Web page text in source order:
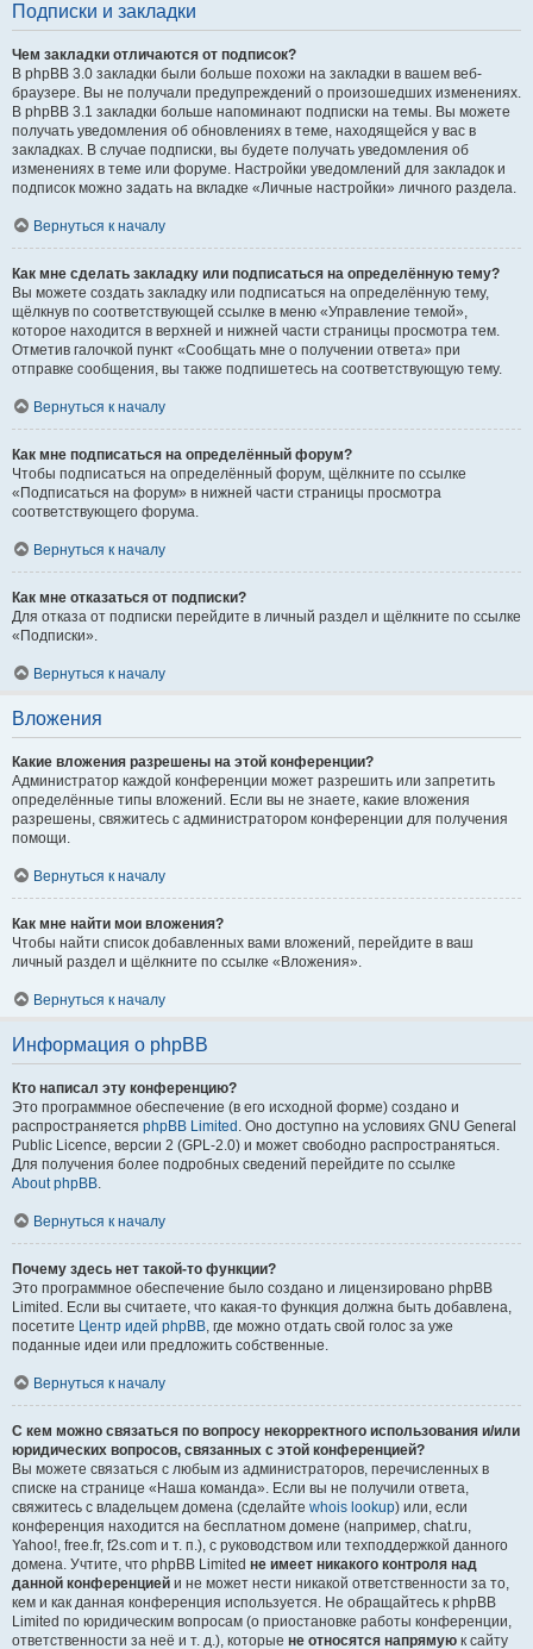
Подписки и закладки
Чем закладки отличаются от подписок?
В phpBB 3.0 закладки были больше похожи на закладки в вашем веб-
браузере. Вы не получали предупреждений о произошедших изменениях.
В phpBB 3.1 закладки больше напоминают подписки на темы. Вы можете
получать уведомления об обновлениях в теме, находящейся у вас в
закладках. В случае подписки, вы будете получать уведомления об
изменениях в теме или форуме. Настройки уведомлений для закладок и
подписок можно задать на вкладке «Личные настройки» личного раздела.
Вернуться к началу
Как мне сделать закладку или подписаться на определённую тему?
Вы можете создать закладку или подписаться на определённую тему,
щёлкнув по соответствующей ссылке в меню «Управление темой»,
которое находится в верхней и нижней части страницы просмотра тем.
Отметив галочкой пункт «Сообщать мне о получении ответа» при
отправке сообщения, вы также подпишетесь на соответствующую тему.
Вернуться к началу
Как мне подписаться на определённый форум?
Чтобы подписаться на определённый форум, щёлкните по ссылке
«Подписаться на форум» в нижней части страницы просмотра
соответствующего форума.
Вернуться к началу
Как мне отказаться от подписки?
Для отказа от подписки перейдите в личный раздел и щёлкните по ссылке
«Подписки».
Вернуться к началу
Вложения
Какие вложения разрешены на этой конференции?
Администратор каждой конференции может разрешить или запретить
определённые типы вложений. Если вы не знаете, какие вложения
разрешены, свяжитесь с администратором конференции для получения
помощи.
Вернуться к началу
Как мне найти мои вложения?
Чтобы найти список добавленных вами вложений, перейдите в ваш
личный раздел и щёлкните по ссылке «Вложения».
Вернуться к началу
Информация о phpBB
Кто написал эту конференцию?
Это программное обеспечение (в его исходной форме) создано и
распространяется phpBB Limited . Оно доступно на условиях GNU General
Public Licence, версии 2 (GPL-2.0) и может свободно распространяться.
Для получения более подробных сведений перейдите по ссылке
About phpBB.
Вернуться к началу
Почему здесь нет такой-то функции?
Это программное обеспечение было создано и лицензировано phpBB
Limited. Если вы считаете, что какая-то функция должна быть добавлена,
посетите Центр идей phpBB, где можно отдать свой голос за уже
поданные идеи или предложить собственные.
Вернуться к началу
С кем можно связаться по вопросу некорректного использования и/или
юридических вопросов, связанных с этой конференцией?
Вы можете связаться с любым из администраторов, перечисленных в
списке на странице «Наша команда». Если вы не получили ответа,
свяжитесь с владельцем домена (сделайте whois lookup) или, если
конференция находится на бесплатном домене (например, chat.ru,
Yahoo!, free.fr, f2s.com и т. п.), с руководством или техподдержкой данного
домена. Учтите, что phpBB Limited не имеет никакого контроля над
данной конференцией и не может нести никакой ответственности за то,
кем и как данная конференция используется. Не обращайтесь к phpBB
Limited по юридическим вопросам (о приостановке работы конференции,
ответственности за неё и т. д.), которые не относятся напрямую к сайту